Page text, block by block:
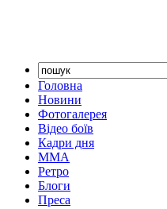
Головна
Новини
Фотогалерея
Відео боїв
Кадри дня
ММА
Ретро
Блоги
Преса